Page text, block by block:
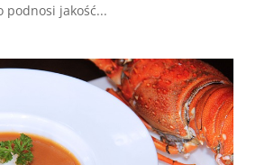
podnosi jakość...